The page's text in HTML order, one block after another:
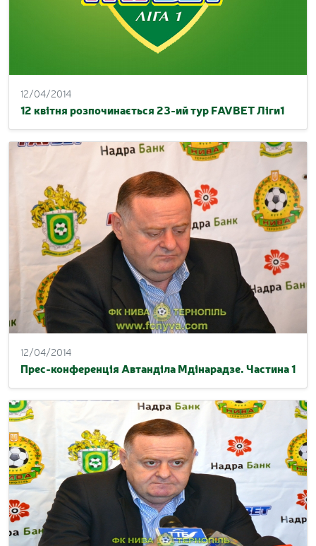
12/04/2014
12 квітня розпочинається 23-ий тур FAVBET Ліги1
12/04/2014
Прес-конференція Автанділа Мдінарадзе. Частина 1